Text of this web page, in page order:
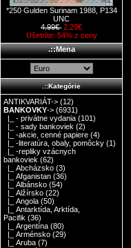
*250 Gulden Surinam 1988, P134
UNC
4.99€ 2.29€
Ušetríte: 54% z ceny
.::Mena
.::Kategórie
ANTIKVARIÁT-> (12)
BANKOVKY-> (6931)
|_ - privátne vydania (101)
|_ - sady bankoviek (2)
|_ -akcie, cenné papiere (4)
|_ -literatúra, obaly, pomôcky (1)
|_ -repliky vzácnych
bankoviek (62)
|_ Abcházsko (3)
|_ Afganistan (36)
|_ Albánsko (54)
|_ Alžírsko (22)
|_ Angola (50)
|_ Antarktída, Arktída,
Pacifik (36)
|_ Argentína (80)
|_ Arménsko (29)
|_ Aruba (7)